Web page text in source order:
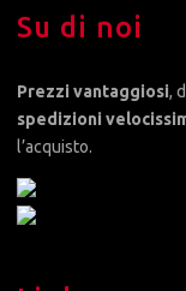
Su di noi
Prezzi vantaggiosi,
spedizioni
l’acquisto.